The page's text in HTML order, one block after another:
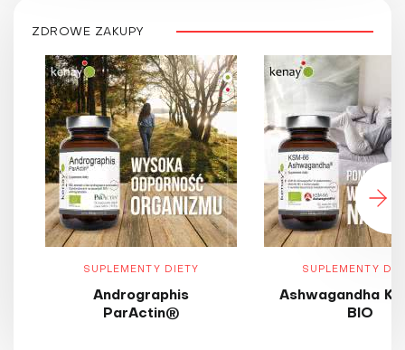
ZDROWE ZAKUPY
SUPLEMENTY DIETY
Andrographis
ParActin®
SUPLEMENTY
Ashwagandha
BIO